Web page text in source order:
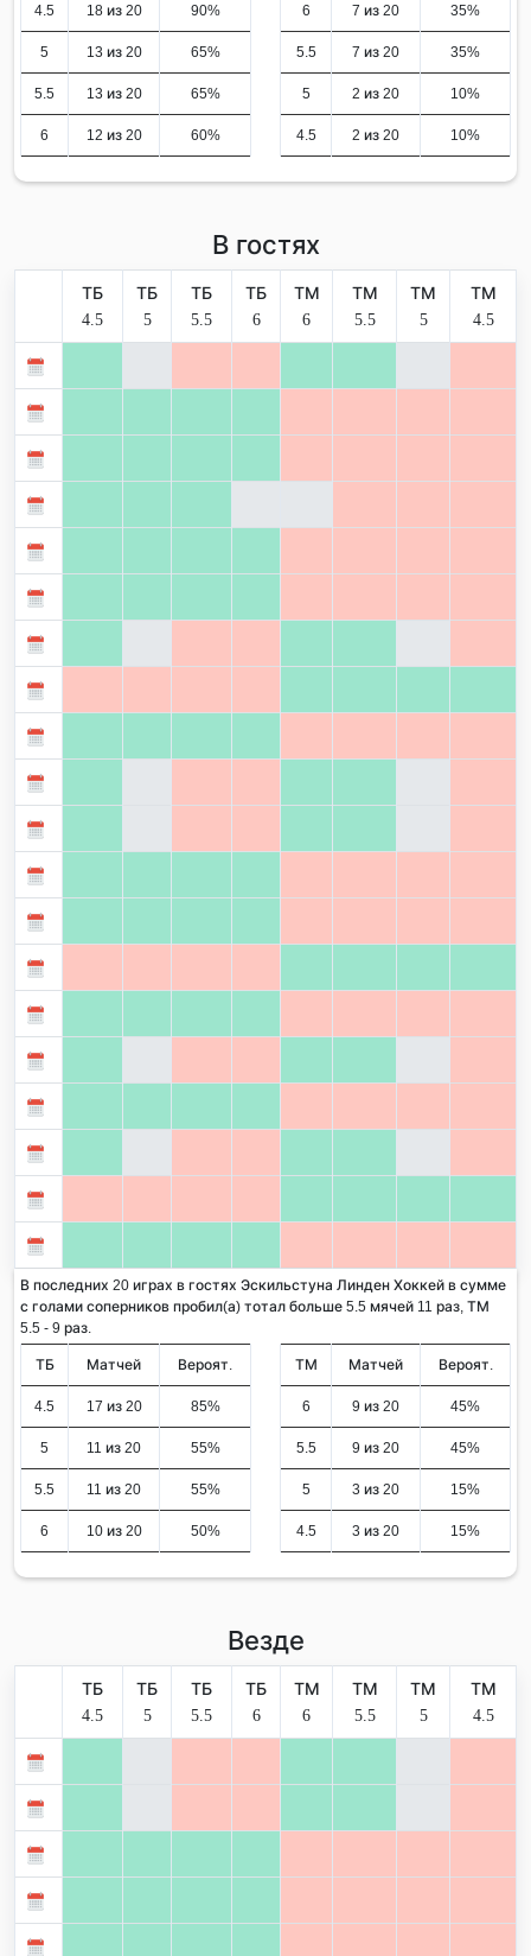
4.5 18 из 20 90%
5 13 из 20 65%
5.5 13 из 20 65%
6 12 из 20 60%
6 7 из 20 35%
5.5 7 из 20 35%
5 2 из 20 10%
4.5 2 из 20 10%
В гостях
ТБ
4.5
ТБ
5
ТБ
5.5
ТБ
6
ТМ
6
ТМ
5.5
ТМ
5
ТМ
4.5
В последних 20 играх в гостях Эскильстуна Линден Хоккей в сумме
с голами соперников пробил(а) тотал больше 5.5 мячей 11 раз, ТМ
5.5 - 9 раз.
ТБ Матчей Вероят.
4.5 17 из 20 85%
5 11 из 20 55%
5.5 11 из 20 55%
6 10 из 20 50%
ТМ Матчей Вероят.
6 9 из 20 45%
5.5 9 из 20 45%
5 3 из 20 15%
4.5 3 из 20 15%
Везде
ТБ
4.5
ТБ
5
ТБ
5.5
ТБ
6
ТМ
6
ТМ
5.5
ТМ
5
ТМ
4.5